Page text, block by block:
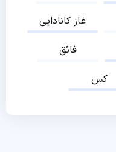
غاز کانادایی
فائق
کس